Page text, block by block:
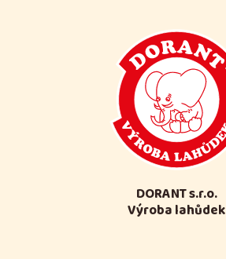
DORANT s.r.o.
Výroba lahůdek